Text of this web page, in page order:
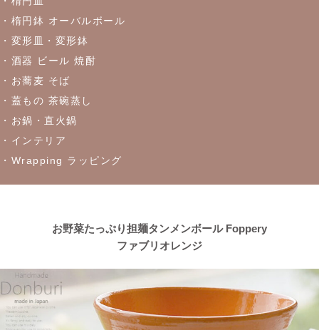
2023/4/27
≪おすすめ≫ちょこっとがうれしい♪松助窯 ちょこっと豆皿シリ
ーズ
2023/4/21
≪窯出し再入荷しました！≫どんなお料理にもぴったり♪
≪おすすめ≫自然感じる食卓、今日も美味しくいただきます！大
地の恵みで生きているシリーズ
・楕円鉢 オーバルボール
・変形皿・変形鉢
・酒器 ビール 焼酎
・お蕎麦 そば
・蓋もの 茶碗蒸し
・お鍋・直火鍋
・インテリア
・Wrapping ラッピング
お野菜たっぷり担麺タンメンボール Foppery
ファブリオレンジ